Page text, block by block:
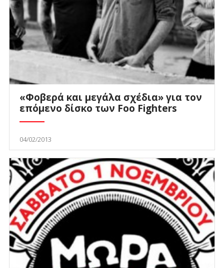
«Φοβερά και μεγάλα σχέδια» για τον
επόμενο δίσκο των Foo Fighters
04/02/2013